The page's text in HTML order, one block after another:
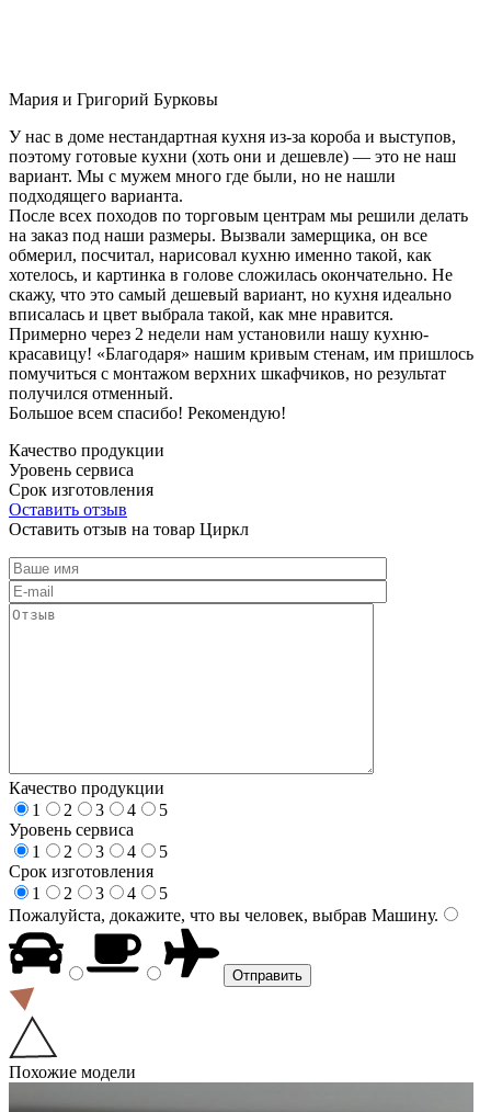
Мария и Григорий Бурковы
У нас в доме нестандартная кухня из-за короба и выступов,
поэтому готовые кухни (хоть они и дешевле) — это не наш
вариант. Мы с мужем много где были, но не нашли
подходящего варианта.
После всех походов по торговым центрам мы решили делать
на заказ под наши размеры. Вызвали замерщика, он все
обмерил, посчитал, нарисовал кухню именно такой, как
хотелось, и картинка в голове сложилась окончательно. Не
скажу, что это самый дешевый вариант, но кухня идеально
вписалась и цвет выбрала такой, как мне нравится.
Примерно через 2 недели нам установили нашу кухню-
красавицу! «Благодаря» нашим кривым стенам, им пришлось
помучиться с монтажом верхних шкафчиков, но результат
получился отменный.
Большое всем спасибо! Рекомендую!
Качество продукции
Уровень сервиса
Срок изготовления
Оставить отзыв
Оставить отзыв на товар Циркл
Качество продукции
1
2 3 4
5
Уровень сервиса
1
2 3 4
5
Срок изготовления
1
2 3 4
5
Пожалуйста, докажите, что вы человек, выбрав Машину.
Похожие модели